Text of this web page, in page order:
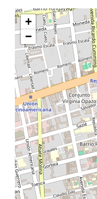
+
−